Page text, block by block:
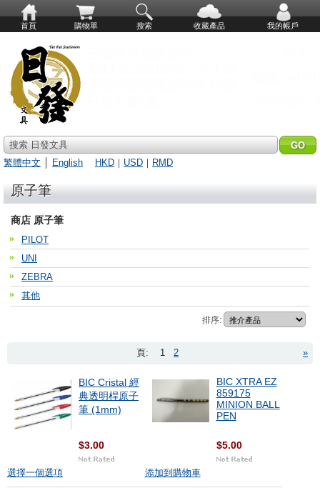
首頁 購物單 搜索 收藏產品 我的帳戶
搜索 日發文具
繁體中文
English HKD ｜ USD ｜ RMD
原子筆
商店 原子筆
PILOT
UNI
ZEBRA
其他
排序:
»
頁: 1 2
BIC Cristal 經
典透明桿原子
筆 (1mm)
$3.00
選擇一個選項
BIC XTRA EZ
859175
MINION BALL
PEN
$5.00
添加到購物車